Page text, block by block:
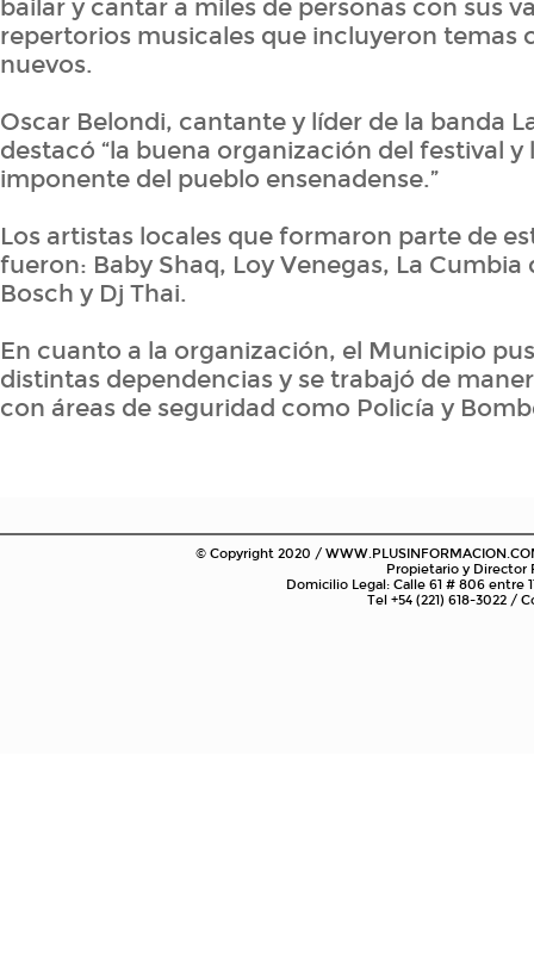
bailar y cantar a miles de personas con sus
repertorios musicales que incluyeron temas
nuevos.
Oscar Belondi, cantante y líder de la banda
destacó “la buena organización del festival y
imponente del pueblo ensenadense.”
Los artistas locales que formaron parte de
fueron: Baby Shaq, Loy Venegas, La Cumbia
Bosch y Dj Thai.
En cuanto a la organización, el Municipio
distintas dependencias y se trabajó de
con áreas de seguridad como Policía y
© Copyright 2020 /
Propietario y Director
Domicilio Legal: Calle 61 # 806 entre
Tel +54 (221) 618-3022 /